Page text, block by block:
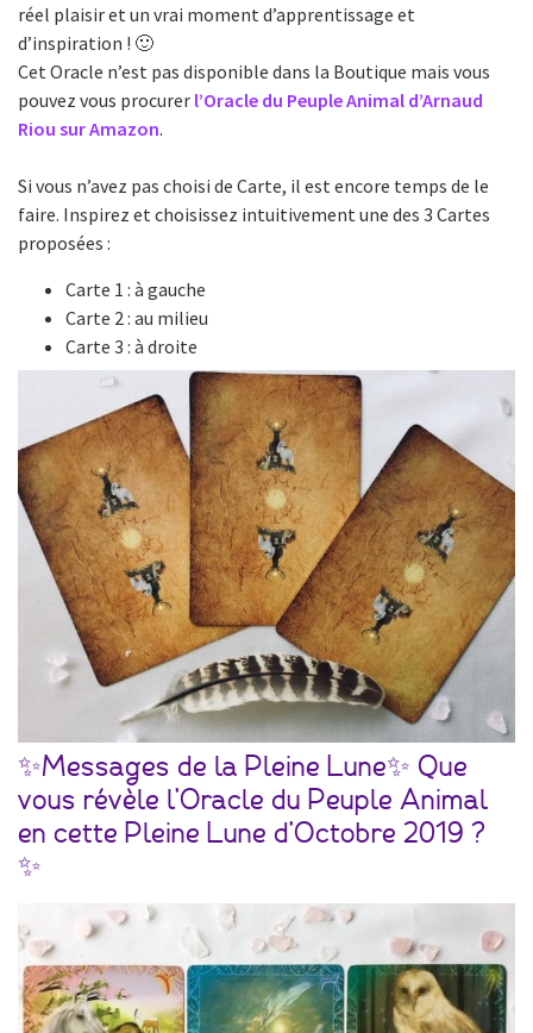
réel plaisir et un vrai moment d’apprentissage et
d’inspiration ! 🙂
Cet Oracle n’est pas disponible dans la Boutique mais vous
pouvez vous procurer l’Oracle du Peuple Animal d’Arnaud
Riou sur Amazon.
Si vous n’avez pas choisi de Carte, il est encore temps de le
faire. Inspirez et choisissez intuitivement une des 3 Cartes
proposées :
Carte 1 : à gauche
Carte 2 : au milieu
Carte 3 : à droite
✨Messages de la Pleine Lune✨ Que
vous révèle l’Oracle du Peuple Animal
en cette Pleine Lune d’Octobre 2019 ?
✨